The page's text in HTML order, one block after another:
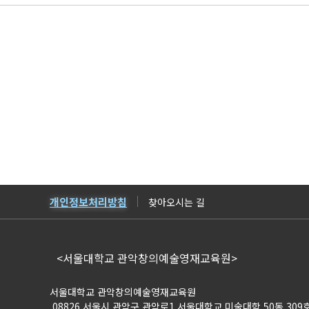
개인정보처리방침 찾아오시는 길
<서울대학교 관악창의예술영재교육원>
서울대학교 관악창의예술영재교육원